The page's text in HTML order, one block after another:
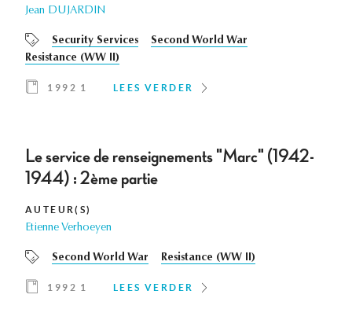
Jean DUJARDIN
Security Services
Second World War
Resistance (WW II)
1992 1 LEES VERDER
Le service de renseignements "Marc" (1942-
1944) : 2ème partie
AUTEUR(S)
Etienne Verhoeyen
Second World War Resistance (WW II)
1992 1 LEES VERDER